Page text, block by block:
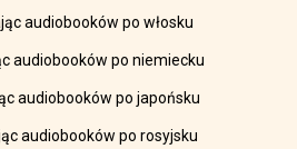
audiobooków po włosku
audiobooków po niemiecku
audiobooków po japońsku
audiobooków po rosyjsku